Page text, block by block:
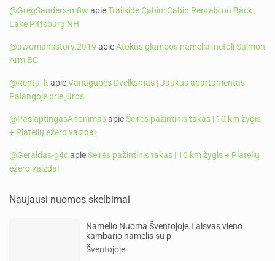
@GregSanders-m8w apieTrailside Cabin: Cabin Rentals on Back
Lake Pittsburg NH
@awomansstory.2019 apieAtokūs glampos nameliai netoli Salmon
Arm BC
@Rentu_lt apieVanagupės Dvelksmas | Jaukus apartamentas
Palangoje prie jūros
@PaslaptingasAnonimasapieŠeirės pažintinis takas | 10 km žygis
+ Platelių ežero vaizdai
@Geraldas-g4capieŠeirės pažintinis takas | 10 km žygis + Platelių
ežero vaizdai
Naujausi nuomos skelbimai
Namelio Nuoma Šventojoje.Laisvas vieno
kambario namelis su p
Šventojoje